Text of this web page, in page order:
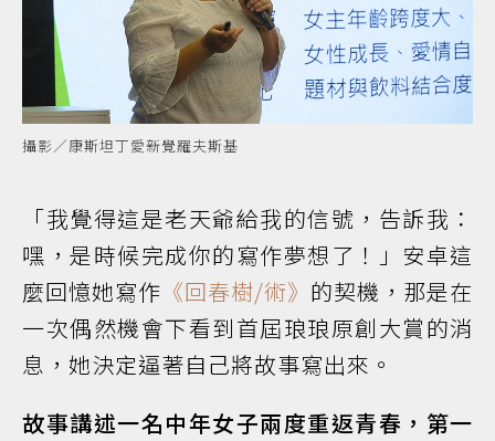
攝影／康斯坦丁愛新覺羅夫斯基
「我覺得這是老天爺給我的信號，告訴我：
嘿，是時候完成你的寫作夢想了！」安卓這
麼回憶她寫作 《回春樹/術》 的契機，那是在
一次偶然機會下看到首屆琅琅原創大賞的消
息，她決定逼著自己將故事寫出來。
故事講述一名中年女子兩度重返青春，第一